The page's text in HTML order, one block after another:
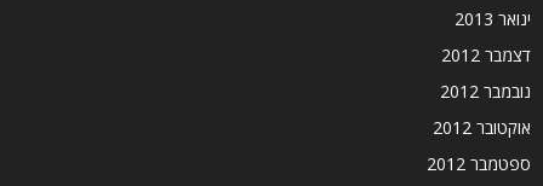
ינואר 2013
דצמבר 2012
נובמבר 2012
אוקטובר 2012
ספטמבר 2012